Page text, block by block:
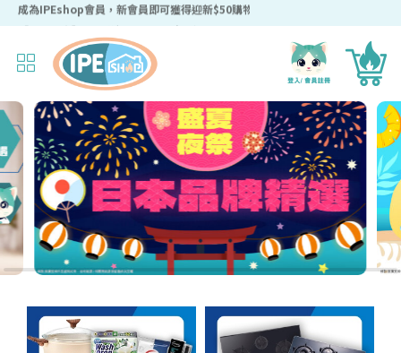
成為IPEshop會員，新會員即可獲得迎新$50購物優惠碼！